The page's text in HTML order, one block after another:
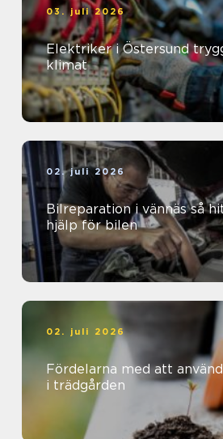
03. juli 2026
Elektriker i Östersund trygg el i ett kallt
klimat
02. juli 2026
Bilreparation i vännäs så hittar du rätt
hjälp för bilen
02. juli 2026
Fördelarna med att
i trädgården